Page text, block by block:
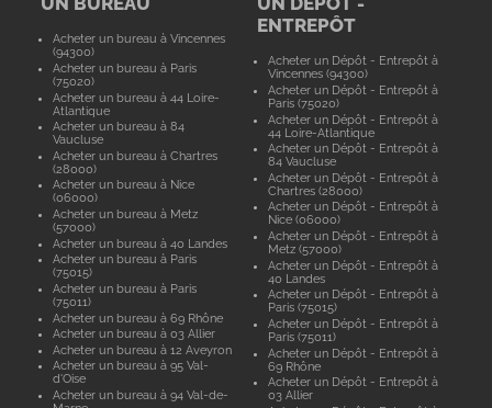
Acheter un bureau à Vincennes
(94300)
Acheter un bureau à Paris
(75020)
Acheter un bureau à 44 Loire-
Atlantique
Acheter un bureau à 84
Vaucluse
Acheter un bureau à Chartres
(28000)
Acheter un bureau à Nice
(06000)
Acheter un bureau à Metz
(57000)
Acheter un bureau à 40 Landes
Acheter un bureau à Paris
(75015)
Acheter un bureau à Paris
(75011)
Acheter un bureau à 69 Rhône
Acheter un bureau à 03 Allier
Acheter un bureau à 12 Aveyron
Acheter un bureau à 95 Val-
d'Oise
Acheter un bureau à 94 Val-de-
ENTREPÔT
Acheter un Dépôt - Entrepôt à
Vincennes (94300)
Acheter un Dépôt - Entrepôt à
Paris (75020)
Acheter un Dépôt - Entrepôt à
44 Loire-Atlantique
Acheter un Dépôt - Entrepôt à
84 Vaucluse
Acheter un Dépôt - Entrepôt à
Chartres (28000)
Acheter un Dépôt - Entrepôt à
Nice (06000)
Acheter un Dépôt - Entrepôt à
Metz (57000)
Acheter un Dépôt - Entrepôt à
40 Landes
Acheter un Dépôt - Entrepôt à
Paris (75015)
Acheter un Dépôt - Entrepôt à
Paris (75011)
Acheter un Dépôt - Entrepôt à
69 Rhône
Acheter un Dépôt - Entrepôt à
03 Allier